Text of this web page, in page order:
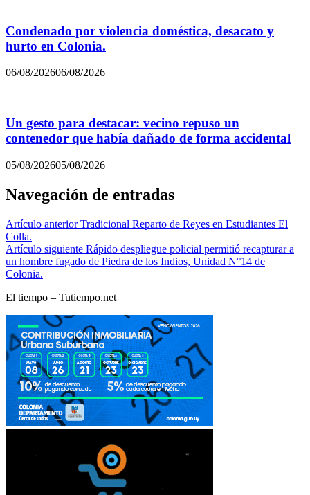
Condenado por violencia doméstica, desacato y
hurto en Colonia.
06/08/202606/08/2026
Un gesto para destacar: vecino repuso un
contenedor que había dañado de forma accidental
05/08/202605/08/2026
Navegación de entradas
Artículo anterior Tradicional Reparto de Reyes en Estudiantes El
Colla.
Artículo siguiente Rápido despliegue policial permitió recapturar a
un hombre fugado de Piedra de los Indios, Unidad N°14 de
Colonia.
El tiempo – Tutiempo.net